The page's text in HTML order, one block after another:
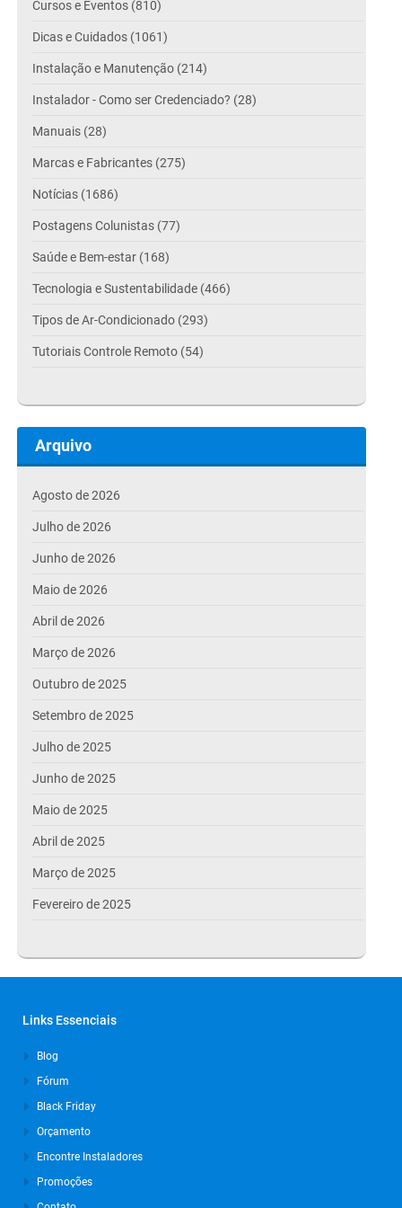
Cursos e Eventos (810)
Dicas e Cuidados (1061)
Instalação e Manutenção (214)
Instalador - Como ser Credenciado? (28)
Manuais (28)
Marcas e Fabricantes (275)
Notícias (1686)
Postagens Colunistas (77)
Saúde e Bem-estar (168)
Tecnologia e Sustentabilidade (466)
Tipos de Ar-Condicionado (293)
Tutoriais Controle Remoto (54)
Arquivo
Agosto de 2026
Julho de 2026
Junho de 2026
Maio de 2026
Abril de 2026
Março de 2026
Outubro de 2025
Setembro de 2025
Julho de 2025
Junho de 2025
Maio de 2025
Abril de 2025
Março de 2025
Fevereiro de 2025
Outubro de 2024
Setembro de 2024
Julho de 2024
Março de 2024
Outubro de 2023
Links Essenciais
Blog
Fórum
Black Friday
Orçamento
Encontre Instaladores
Promoções